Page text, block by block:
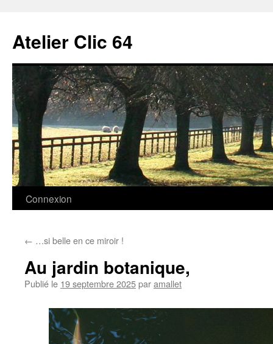
contenu
Atelier Clic 64
Connexion
← …si belle en ce miroir !
Au jardin botanique,
Publié le 19 septembre 2025paramallet